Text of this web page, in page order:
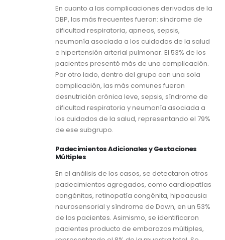
En cuanto a las complicaciones derivadas de la
DBP, las más frecuentes fueron: síndrome de
dificultad respiratoria, apneas, sepsis,
neumonía asociada a los cuidados de la salud
e hipertensión arterial pulmonar. El 53% de los
pacientes presentó más de una complicación.
Por otro lado, dentro del grupo con una sola
complicación, las más comunes fueron
desnutrición crónica leve, sepsis, síndrome de
dificultad respiratoria y neumonía asociada a
los cuidados de la salud, representando el 79%
de ese subgrupo.
Padecimientos Adicionales y Gestaciones
Múltiples
En el análisis de los casos, se detectaron otros
padecimientos agregados, como cardiopatías
congénitas, retinopatía congénita, hipoacusia
neurosensorial y síndrome de Down, en un 53%
de los pacientes. Asimismo, se identificaron
pacientes producto de embarazos múltiples,